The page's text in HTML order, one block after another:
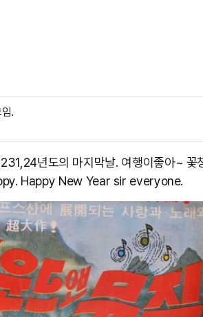
.
년도의 마지막날. 여행이좋아~ 꽃
Happy New Year sir everyone.